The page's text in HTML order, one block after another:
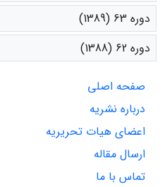
دوره 63 (1389)
دوره 62 (1388)
صفحه اصلی
درباره نشریه
اعضای هیات تحریریه
ارسال مقاله
تماس با ما